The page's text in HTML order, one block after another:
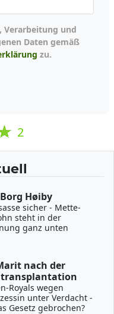
Daten gemäß
zu.
2
Høiby
sicher - Mette-
steht in der
ganz unten
nach der
Royals wegen
unter Verdacht -
Gesetz gebrochen?